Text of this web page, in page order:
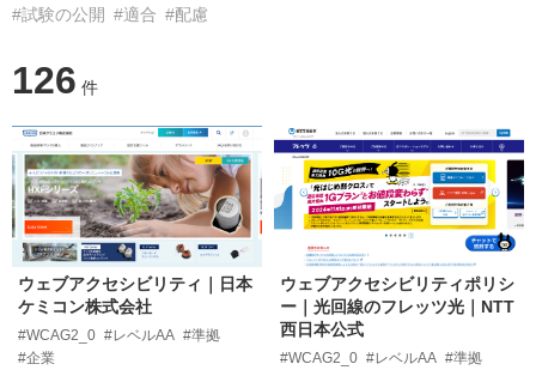
#試験の公開 #適合 #配慮
126 件
ウェブアクセシビリティ｜日本
ケミコン株式会社
#WCAG2_0 #レベルAA #準拠
#企業
ウェブアクセシビリティポリシ
ー｜光回線のフレッツ光｜NTT
西日本公式
#WCAG2_0 #レベルAA #準拠